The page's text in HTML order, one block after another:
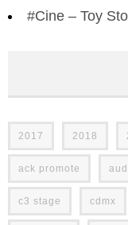
#Cine – Toy
2017 2018
ack promote
c3 stage cdmx